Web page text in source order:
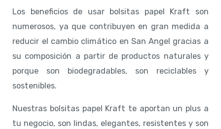
Los beneficios de usar bolsitas papel Kraft son
numerosos, ya que contribuyen en gran medida a
reducir el cambio climático en San Angel gracias a
su composición a partir de productos naturales y
porque son biodegradables, son reciclables y
sostenibles.
Nuestras bolsitas papel Kraft te aportan un plus a
tu negocio, son lindas, elegantes, resistentes y son